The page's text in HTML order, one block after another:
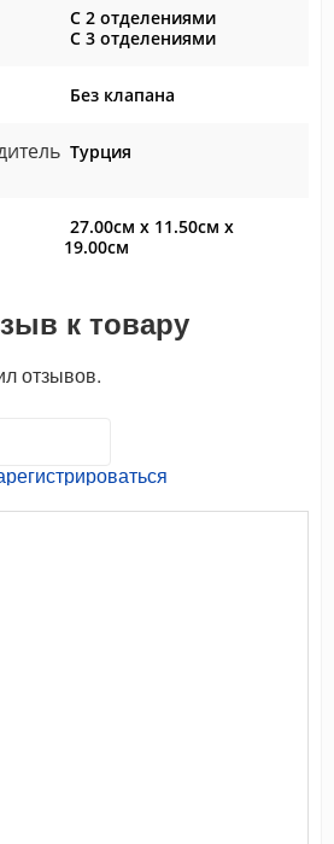
С 2 отделениями
С 3 отделениями
Без клапана
Турция
27.00см x 11.50см x
19.00см
к товару
отзывов.